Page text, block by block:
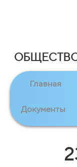
Главная
Документы